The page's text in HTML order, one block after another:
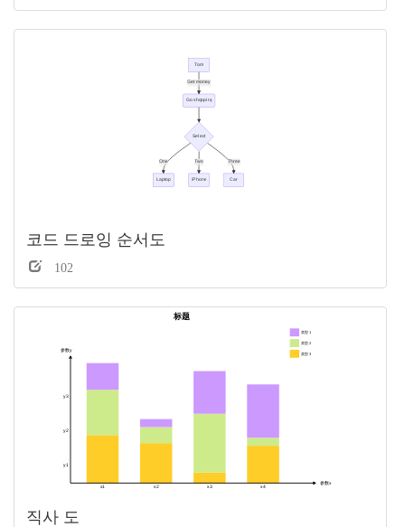
코드 드로잉 순서도
102
직사 도